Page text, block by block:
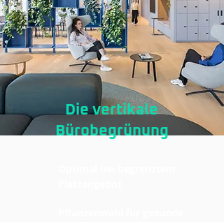
Die vertikale
Bürobegrünung